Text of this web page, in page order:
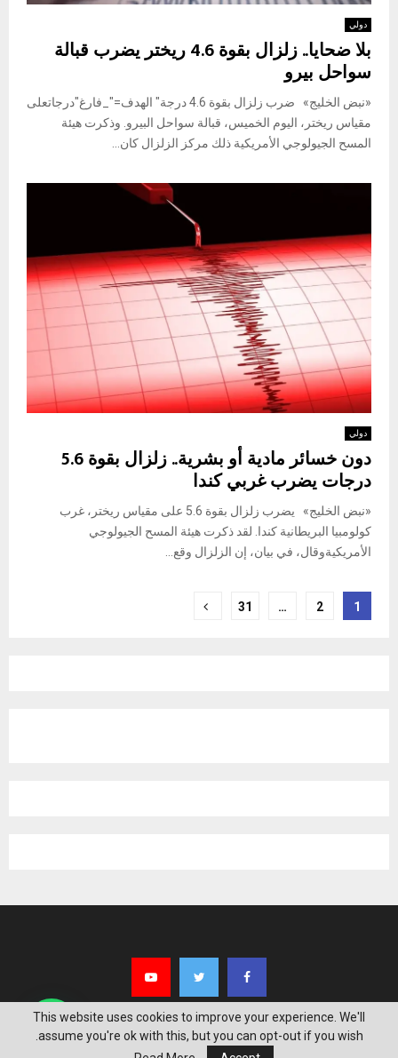
دولي
بلا ضحايا.. زلزال بقوة 4.6 ريختر يضرب قبالة
سواحل بيرو
«نبض الخليج» ضرب زلزال بقوة 4.6 درجة" الهدف="_فارغ"درجاتعلى
مقياس ريختر، اليوم الخميس، قبالة سواحل البيرو. وذكرت هيئة
المسح الجيولوجي الأمريكية ذلك مركز الزلزال كان...
دولي
دون خسائر مادية أو بشرية.. زلزال بقوة 5.6
درجات يضرب غربي كندا
«نبض الخليج» يضرب زلزال بقوة 5.6 على مقياس ريختر، غرب
كولومبيا البريطانية كندا. لقد ذكرت هيئة المسح الجيولوجي
الأمريكيةوقال، في بيان، إن الزلزال وقع...
Posts
1
2
…
31
This website uses cookies to improve your experience. We'll
assume you're ok with this, but you can opt-out if you wish.